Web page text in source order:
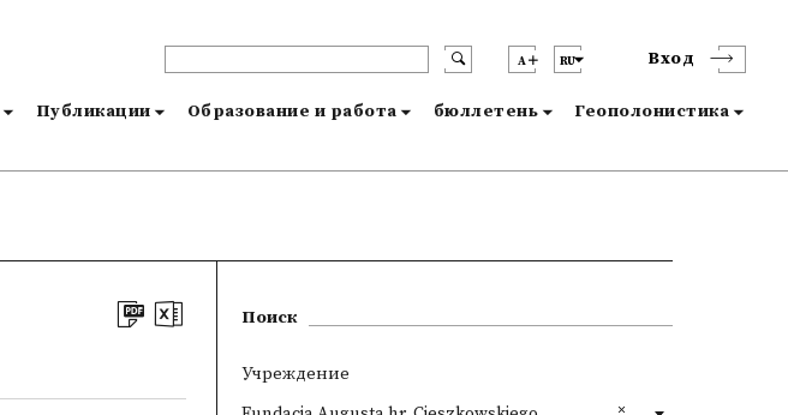
A RU Вход
Публикации Образование и работа бюллетень Геополонистика
Поиск
Учреждение